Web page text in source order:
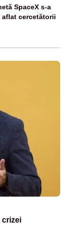
SpaceX s-a
aflat cercetătorii
crizei